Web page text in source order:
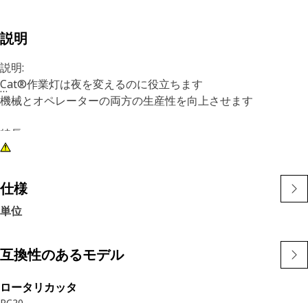
説明
説明:
Cat®作業灯は夜を変えるのに役立ちます
機械とオペレーターの両方の生産性を向上させます
特長:
1) プレミアムCatライトは、大型機械と小型機械の両方の厳し
2)Catライトは、フリート内の他の機械に適応可能で、古い機
械に後付けできます
非常に過酷な条件での使用を想定して設計されています
仕様
単位
互換性のあるモデル
ロータリカッタ